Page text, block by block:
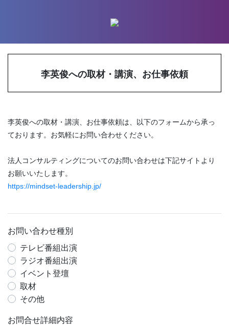
李英俊への取材・講演、お仕事依頼
李英俊への取材・講演、お仕事依頼は、以下のフォームから承っ
ております。お気軽にお問い合わせください。
法人コンサルティングについてのお問い合わせは下記サイトより
お願いいたします。
https://mindset-leadership.jp/
お問い合わせ種別
テレビ番組出演
ラジオ番組出演
イベント登壇
取材
その他
お問合せ詳細内容